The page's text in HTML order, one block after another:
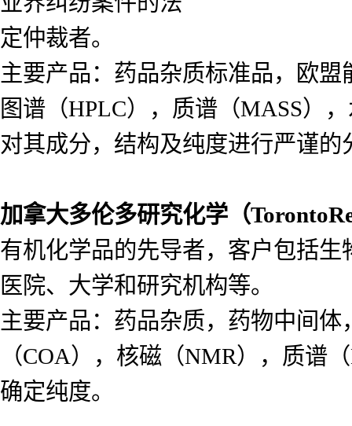
定仲裁者。
主要产品：药品杂质标准品，欧
图谱（HPLC），质谱（MASS）
对其成分，结构及纯度进行严谨
加拿大多伦多研究化学（
有机化学品的先导者，客户包括
医院、大学和研究机构等。
主要产品：药品杂质，药物中间
（COA），核磁（NMR），质谱
确定纯度。